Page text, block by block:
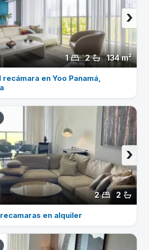
134 m²
2
1
›
en Yoo Panamá,
2
2
›
en alquiler